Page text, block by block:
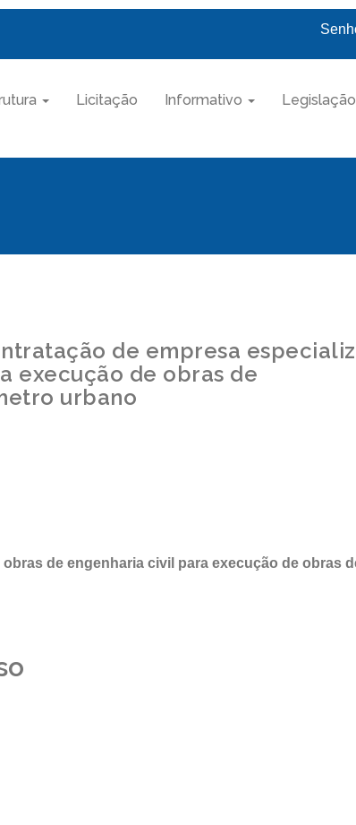
Licitação Informativo
de empresa
execução de obras de
urbano
de engenharia civil para execução de obras